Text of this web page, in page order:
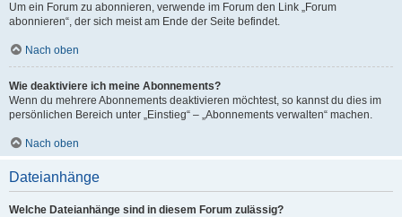
Um ein Forum zu abonnieren, verwende im Forum den Link „Forum
abonnieren“, der sich meist am Ende der Seite befindet.
Nach oben
Wie deaktiviere ich meine Abonnements?
Wenn du mehrere Abonnements deaktivieren möchtest, so kannst du dies im
persönlichen Bereich unter „Einstieg“ – „Abonnements verwalten“ machen.
Nach oben
Dateianhänge
Welche Dateianhänge sind in diesem Forum zulässig?